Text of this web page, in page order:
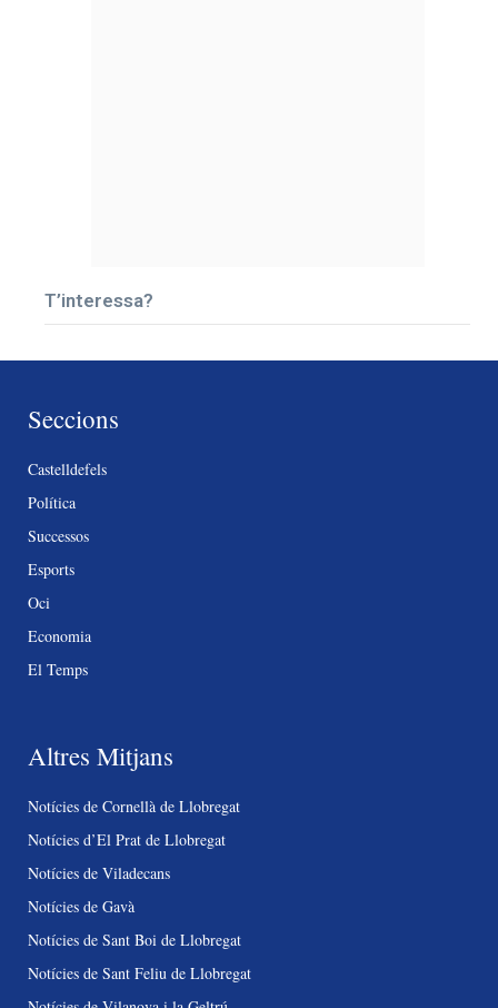
T’interessa?
Seccions
Castelldefels
Política
Successos
Esports
Oci
Economia
El Temps
Altres Mitjans
Notícies de Cornellà de Llobregat
Notícies d’El Prat de Llobregat
Notícies de Viladecans
Notícies de Gavà
Notícies de Sant Boi de Llobregat
Notícies de Sant Feliu de Llobregat